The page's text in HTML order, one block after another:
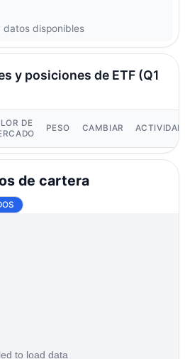
datos disponibles
y posiciones de ETF (Q1
DE
PESO CAMBIAR ACTIVIDAD
de cartera